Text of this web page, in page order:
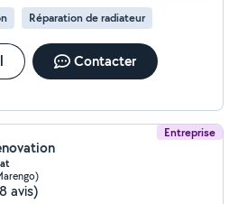
Réparation de radiateur
Contacter
Entreprise
avis)